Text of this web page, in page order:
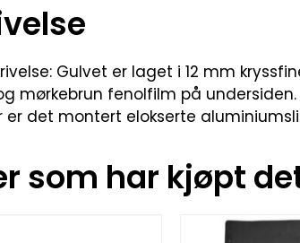
Gulvet er laget i 12 mm
mørkebrun fenolfilm på
er det montert elokserte
som har kjøpt